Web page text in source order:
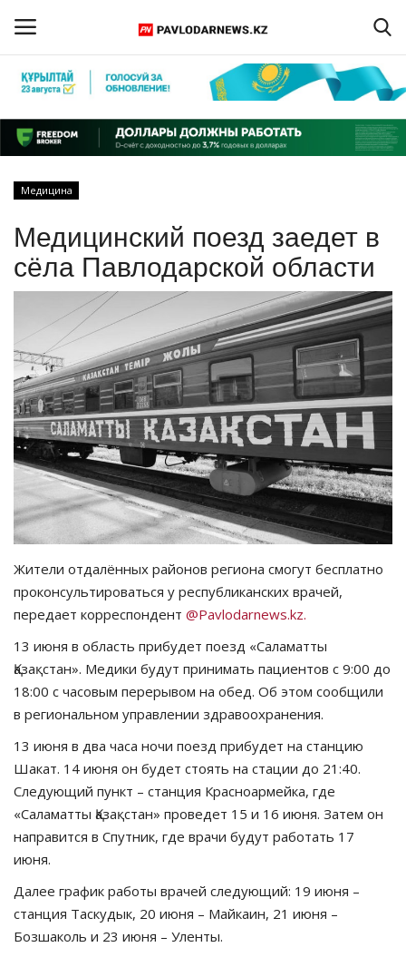
Регистрация
Главная
ПАВЛОДАРСКАЯ ОБЛАСТЬ
КАЗАХСТАН
МИР
СПЕЦПРОЕКТЫ
СПОРТ
Чек-лист
РАЗВЛЕЧЕНИЯ
OFFICIAL
Курултай
Язык
Русский
Медицина
Медицинский поезд заедет в
сёла Павлодарской области
Жители отдалённых районов региона смогут бесплатно
проконсультироваться у республиканских врачей,
передает корреспондент @Pavlodarnews.kz.
13 июня в область прибудет поезд «Саламатты
Қазақстан». Медики будут принимать пациентов с 9:00 до
18:00 с часовым перерывом на обед. Об этом сообщили
в региональном управлении здравоохранения.
13 июня в два часа ночи поезд прибудет на станцию
Шакат. 14 июня он будет стоять на стации до 21:40.
Следующий пункт – станция Красноармейка, где
«Саламатты Қазақстан» проведет 15 и 16 июня. Затем он
направится в Спутник, где врачи будут работать 17
июня.
Далее график работы врачей следующий: 19 июня –
станция Таскудык, 20 июня – Майкаин, 21 июня –
Бозшаколь и 23 июня – Уленты.